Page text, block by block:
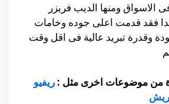
الاسواق ومنها الديب فريزر
فقد قدمت اعلى جوده وخامات
وقدرة تبريد عالية فى اقل وقت
من موضوعات اخرى مثل : ريفيو